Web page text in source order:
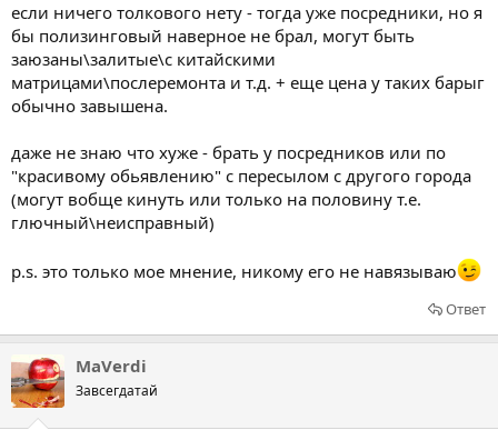
если ничего толкового нету - тогда уже посредники, но я
бы полизинговый наверное не брал, могут быть
заюзаны\залитые\с китайскими
матрицами\послеремонта и т.д. + еще цена у таких барыг
обычно завышена.
даже не знаю что хуже - брать у посредников или по
"красивому обьявлению" с пересылом с другого города
(могут вобще кинуть или только на половину т.е.
глючный\неисправный)
p.s. это только мое мнение, никому его не навязываю
Ответ
MaVerdi
Завсегдатай